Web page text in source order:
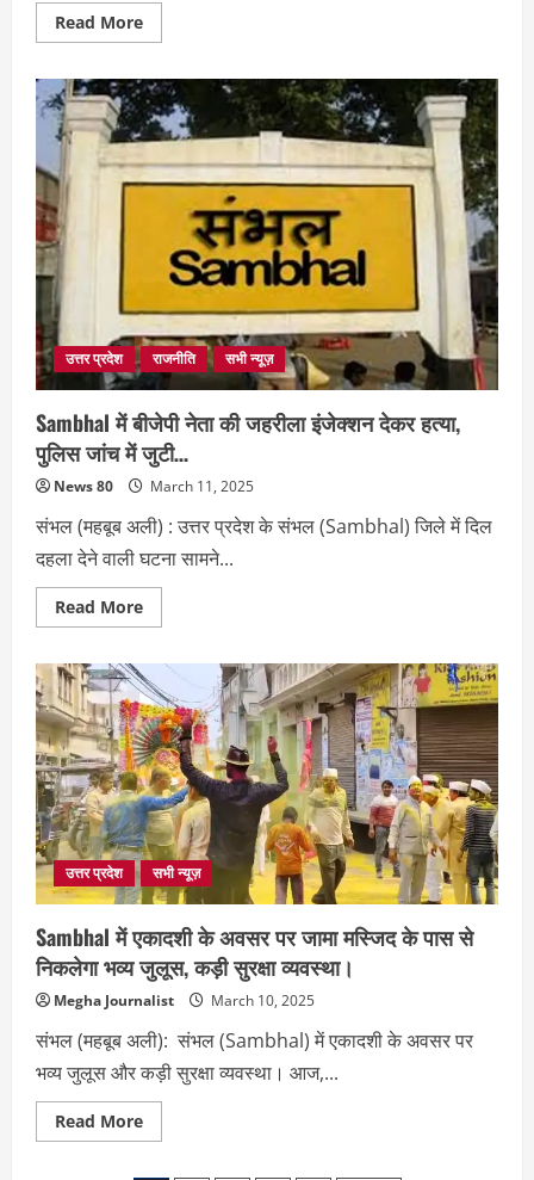
Read MoreRead
more
सीईओ
अनुज
चौधरी
के
सरकार
को
Mayawati
नसीहत,अधिकारियो
इस्तेमाल
ठीक
नहीं
…
उत्तर प्रदेश राजनीति सभी न्यूज़
Sambhal में बीजेपी नेता की जहरीला इंजेक्शन देकर हत्या,
पुलिस जांच में जुटी…
News 80 March 11, 2025
संभल (महबूब अली) : उत्तर प्रदेश के संभल (Sambhal) जिले में दिल
दहला देने वाली घटना सामने...
Read MoreRead
more
में
बीजेपी
नेता
की
जहरीला
इंजेक्शन
देकर
हत्या,
पुलिस
जांच
में
जुटी…
उत्तर प्रदेश सभी न्यूज़
Sambhal में एकादशी के अवसर पर जामा मस्जिद के पास से
निकलेगा भव्य जुलूस, कड़ी सुरक्षा व्यवस्था।
Megha Journalist March 10, 2025
संभल (महबूब अली): संभल (Sambhal) में एकादशी के अवसर पर
भव्य जुलूस और कड़ी सुरक्षा व्यवस्था। आज,...
Read MoreRead
more